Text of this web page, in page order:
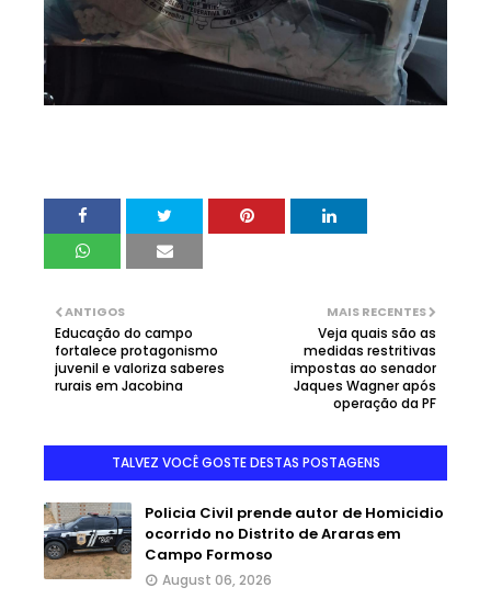
MAIS RECENTES
Veja quais são as
medidas restritivas
impostas ao senador
Jaques Wagner após
operação da PF
ANTIGOS
Educação do campo
fortalece protagonismo
juvenil e valoriza saberes
rurais em Jacobina
TALVEZ VOCÊ GOSTE DESTAS POSTAGENS
Policia Civil prende autor de Homicidio
ocorrido no Distrito de Araras em
Campo Formoso
August 06, 2026